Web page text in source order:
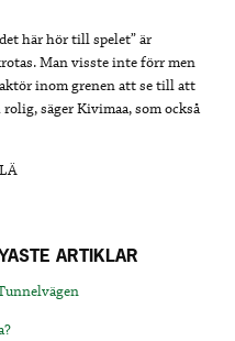
här hör till spelet” är
Man visste inte förr men
inom grenen att se till att
säger Kivimaa, som också
ARTIKLAR